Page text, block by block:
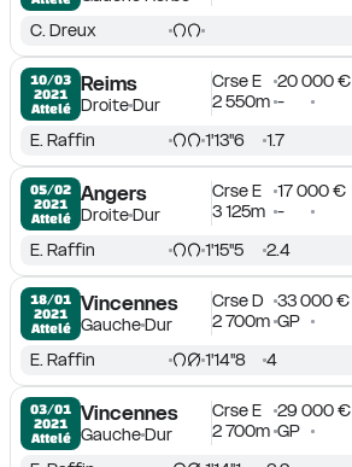
C. Dreux
10/03
2021
Attelé
Reims
DroiteDur
Crse E
20 000 €
2 550m -
E. Raffin 1'13''6 1.7
05/02
2021
Attelé
Angers
DroiteDur
Crse E
17 000 €
3 125m -
E. Raffin 1'15''5 2.4
18/01
2021
Attelé
Vincennes
GaucheDur
Crse D
33 000 €
2 700m GP
E. Raffin 1'14''8 4
03/01
2021
Attelé
Vincennes
GaucheDur
Crse E
29 000 €
2 700m GP